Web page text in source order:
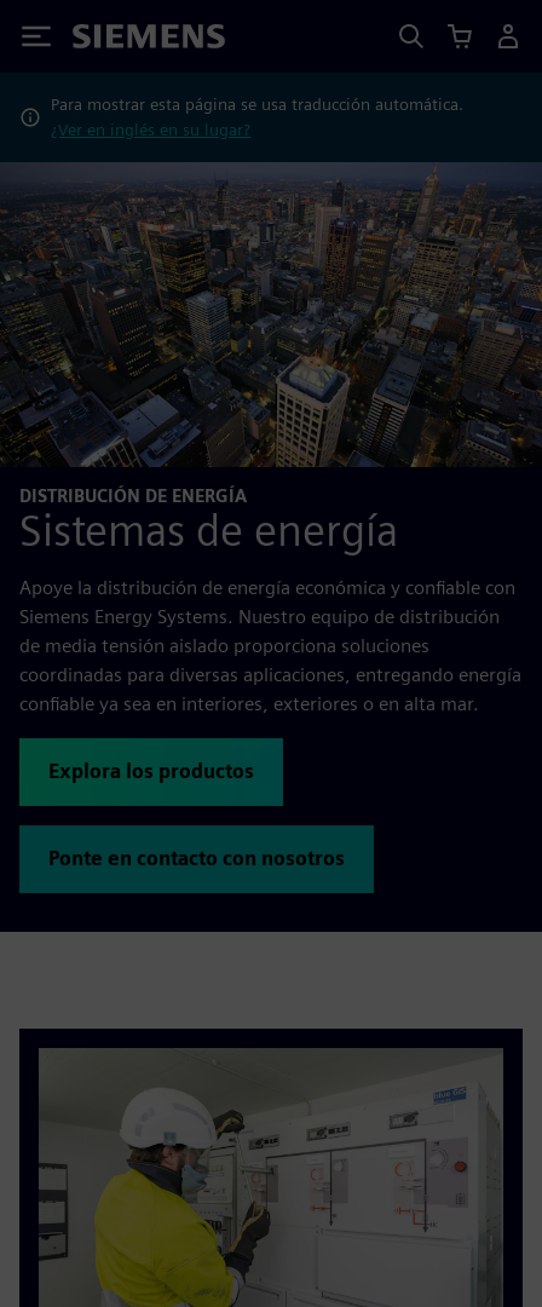
Siemens
Para mostrar esta página se usa traducción automática.
¿Ver en inglés en su lugar?
DISTRIBUCIÓN DE ENERGÍA
Sistemas de energía
Apoye la distribución de energía económica y confiable con
Siemens Energy Systems. Nuestro equipo de distribución
de media tensión aislado proporciona soluciones
coordinadas para diversas aplicaciones, entregando energía
confiable ya sea en interiores, exteriores o en alta mar.
Explora los productos
Ponte en contacto con nosotros